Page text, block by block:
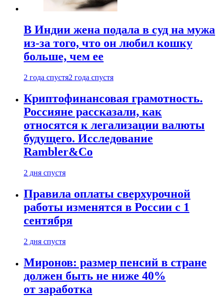
В Индии жена подала в суд на мужа
из-за того, что он любил кошку
больше, чем ее
2 года спустя2 года спустя
Криптофинансовая грамотность.
Россияне рассказали, как
относятся к легализации валюты
будущего. Исследование
Rambler&Co
2 дня спустя
Правила оплаты сверхурочной
работы изменятся в России с 1
сентября
2 дня спустя
Миронов: размер пенсий в стране
должен быть не ниже 40%
от заработка